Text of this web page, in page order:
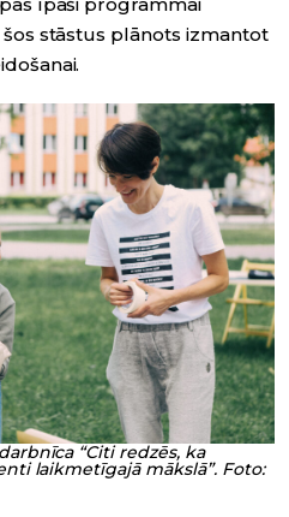
stāstus plānots izmantot
“Citi redzēs, ka
laikmetīgajā mākslā”. Foto: